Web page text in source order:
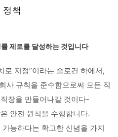
책
제로를 달성하는 것입니다
로 지정”이라는 슬로건 하에서,
사 규칙을 준수함으로써 모든 직
장을 만들어나갈 것이다-
안전 원칙을 수행합니다.
능하다는 확고한 신념을 가지